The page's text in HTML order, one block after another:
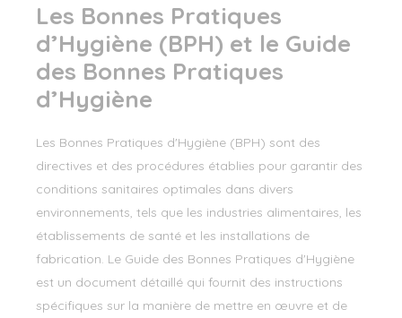
Les Bonnes Pratiques
d’Hygiène (BPH) et le Guide
des Bonnes Pratiques
d’Hygiène
Les Bonnes Pratiques d'Hygiène (BPH) sont des
directives et des procédures établies pour garantir des
conditions sanitaires optimales dans divers
environnements, tels que les industries alimentaires, les
établissements de santé et les installations de
fabrication. Le Guide des Bonnes Pratiques d'Hygiène
est un document détaillé qui fournit des instructions
spécifiques sur la manière de mettre en œuvre et de